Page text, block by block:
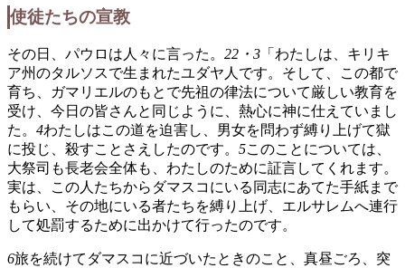
使徒たちの宣教
その日、パウロは人々に言った。 22・3 「わたしは、キリキ
ア州のタルソスで生まれたユダヤ人です。そして、この都で
育ち、ガマリエルのもとで先祖の律法について厳しい教育を
受け、今日の皆さんと同じように、熱心に神に仕えていまし
た。 4わたしはこの道を迫害し、男女を問わず縛り上げて獄
に投じ、殺すことさえしたのです。 5このことについては、
大祭司も長老会全体も、わたしのために証言してくれます。
実は、この人たちからダマスコにいる同志にあてた手紙まで
もらい、その地にいる者たちを縛り上げ、エルサレムへ連行
して処罰するために出かけて行ったのです。
6旅を続けてダマスコに近づいたときのこと、真昼ごろ、突